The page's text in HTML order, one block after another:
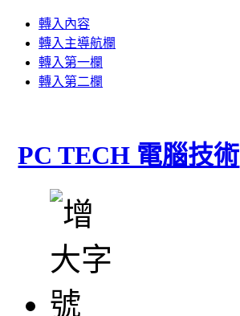
轉入內容
轉入主導航欄
轉入第一欄
轉入第二欄
PC TECH 電腦技術